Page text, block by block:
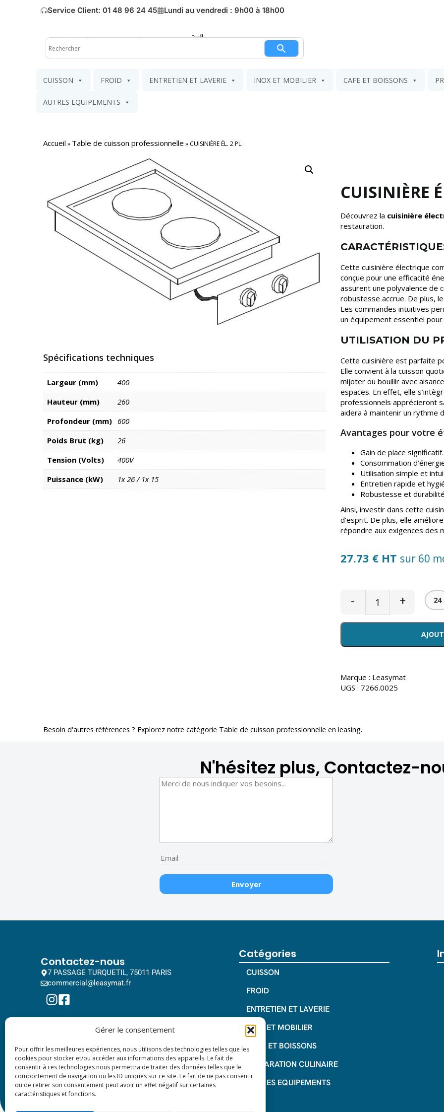
Gérer le consentement
Pour offrir les meilleures expériences, nous utilisons des technologies telles que les
cookies pour stocker et/ou accéder aux informations des appareils. Le fait de
consentir à ces technologies nous permettra de traiter des données telles que le
comportement de navigation ou les ID uniques sur ce site. Le fait de ne pas consentir
ou de retirer son consentement peut avoir un effet négatif sur certaines
caractéristiques et fonctions.
Service Client: 01 48 96 24 45 Lundi au vendredi : 9h00 à 18h00
Mon compte Mon panier
CUISSON FROID ENTRETIEN ET LAVERIE INOX ET MOBILIER CAFE ET BOISSONS
AUTRES EQUIPEMENTS
Accueil » Table de cuisson professionnelle » CUISINIÈRE ÉL. 2 PL.
Spécifications techniques
Largeur (mm)
400
Hauteur (mm)
260
Profondeur (mm) 600
Poids Brut (kg)
26
Tension (Volts)
400V
Puissance (kW)
1x 26 / 1x 15
CUISINIÈRE
Découvrez la cuisinière
restauration.
Cette cuisinière électrique
conçue pour une efficacité
assurent une polyvalence de
robustesse accrue. De plus,
Les commandes intuitives
un équipement essentiel
UTILISATION DU
Cette cuisinière est parfaite
Elle convient à la cuisson
mijoter ou bouillir avec
espaces. En effet, elle
professionnels apprécieront
aidera à maintenir un rythme
Avantages pour votre
Gain de place significatif.
Consommation
Utilisation simple et
Entretien rapide et
Robustesse et
Ainsi, investir dans cette
d’esprit. De plus, elle
répondre aux exigences des
27.73 € HT sur 60
- + 24
Marque : Leasymat
UGS : 7266.0025
Besoin d'autres références ? Explorez notre catégorie Table de cuisson professionnelle en leasing.
N'hésitez plus, Contactez-
Contactez-nous
7 PASSAGE TURQUETIL, 75011 PARIS
commercial@leasymat.fr
Catégories
CUISSON
FROID
ENTRETIEN ET LAVERIE
INOX ET MOBILIER
CAFE ET BOISSONS
PREPARATION CULINAIRE
AUTRES EQUIPEMENTS